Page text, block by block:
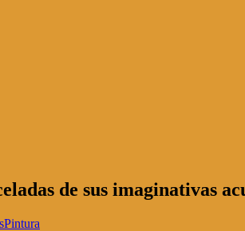
de sus imaginativas
Pintura